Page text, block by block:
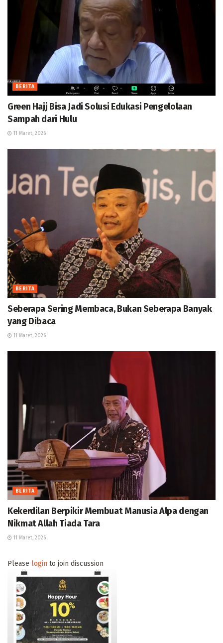
BERITA
Green Hajj Bisa Jadi Solusi Edukasi Pengelolaan
Sampah dari Hulu
11 Maret, 2026
BERITA
Seberapa Sering Membaca, Bukan Seberapa Banyak
yang Dibaca
11 Maret, 2026
BERITA
Kekerdilan Berpikir Membuat Manusia Alpa dengan
Nikmat Allah Tiada Tara
11 Maret, 2026
Please login to join discussion